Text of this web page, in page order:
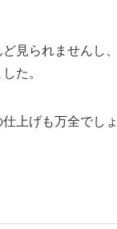
見られませんし
た。
上げも万全でしょ